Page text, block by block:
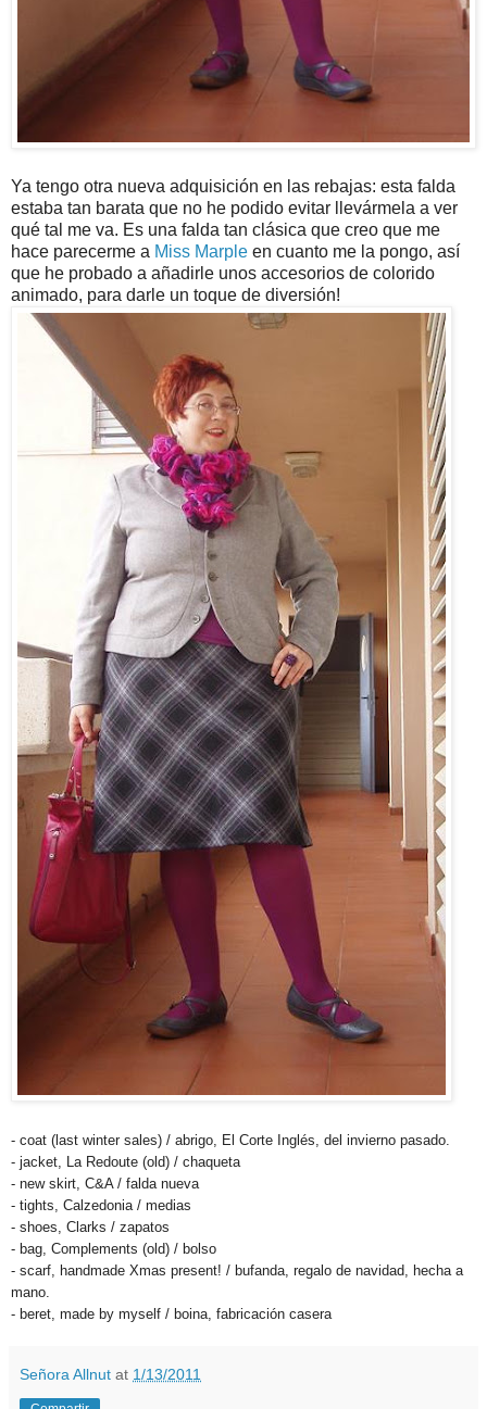
Ya tengo otra nueva adquisición en las rebajas: esta falda
estaba tan barata que no he podido evitar llevármela a ver
qué tal me va. Es una falda tan clásica que creo que me
hace parecerme a Miss Marple en cuanto me la pongo, así
que he probado a añadirle unos accesorios de colorido
animado, para darle un toque de diversión!
- coat (last winter sales) / abrigo, El Corte Inglés, del invierno pasado.
- jacket, La Redoute (old) / chaqueta
- new skirt, C&A / falda nueva
- tights, Calzedonia / medias
- shoes, Clarks / zapatos
- bag, Complements (old) / bolso
- scarf, handmade Xmas present! / bufanda, regalo de navidad, hecha a
mano.
- beret, made by myself / boina, fabricación casera
Señora Allnut at 1/13/2011